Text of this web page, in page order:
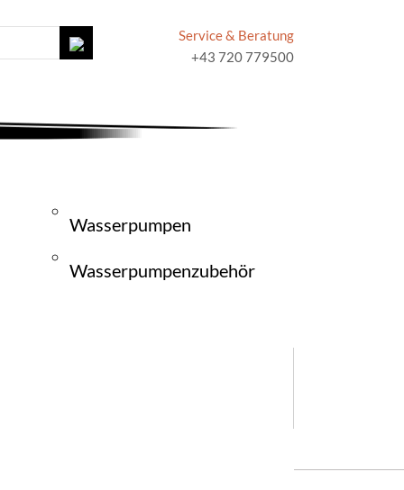
Service & Beratung
+43 720 779500
Wasserpumpen
Wasserpumpenzubehör